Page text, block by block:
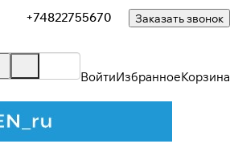
+74822755670 Заказать звонок
ВойтиИзбранноеКорзина